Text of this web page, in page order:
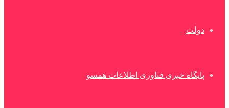
دولت
پایگاه خبری فناوری اطلاعات همسو